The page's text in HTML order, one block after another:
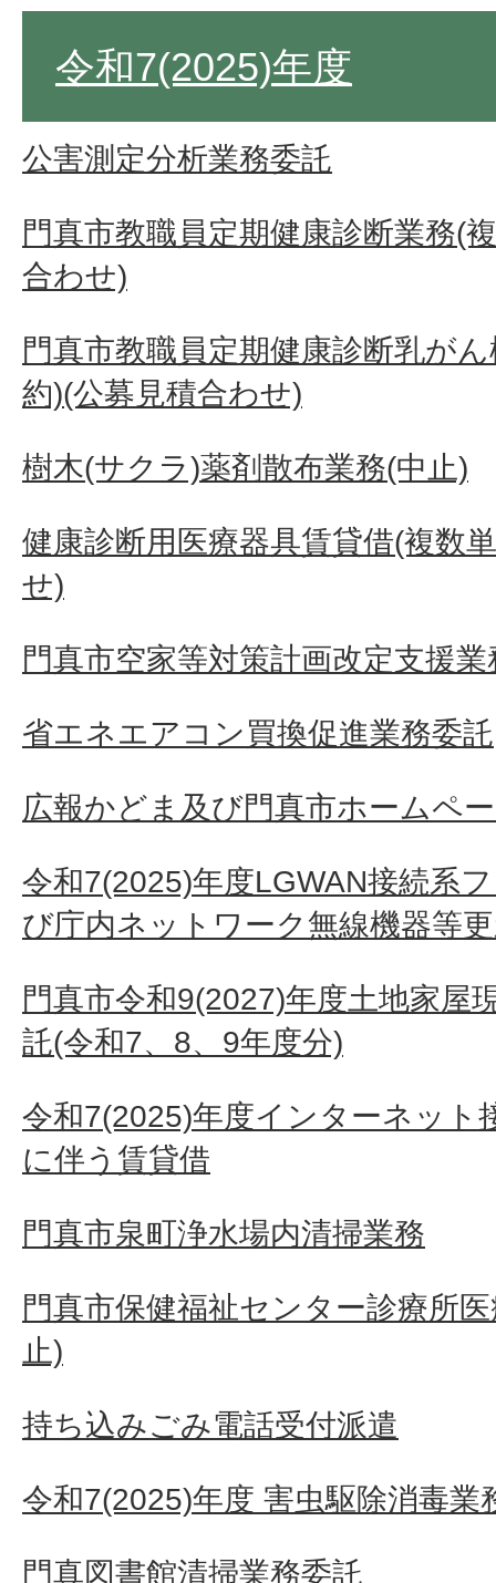
令和7(2025)年度
公害測定分析業務委託
門真市教職員定期健康診断業務(
合わせ)
門真市教職員定期健康診断乳が
約)(公募見積合わせ)
樹木(サクラ)薬剤散布業務(中止)
健康診断用医療器具賃貸借(複数
せ)
門真市空家等対策計画改定支援業
省エネエアコン買換促進業務委託
広報かどま及び門真市ホームペ
令和7(2025)年度LGWAN接続系
び庁内ネットワーク無線機器等
門真市令和9(2027)年度土地家屋
託(令和7、8、9年度分)
令和7(2025)年度インターネット
に伴う賃貸借
門真市泉町浄水場内清掃業務
門真市保健福祉センター診療所
止)
持ち込みごみ電話受付派遣
令和7(2025)年度 害虫駆除消毒業
門真図書館清掃業務委託